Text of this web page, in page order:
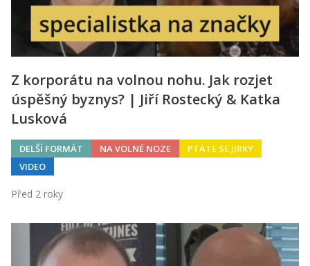
Z korporátu na volnou nohu. Jak rozjet
úspěšný byznys? | Jiří Rostecký & Katka
Lusková
DELŠÍ FORMÁT NA VOLNÉ NOZE
PTÁTE SE JIRKY
VIDEO
Před 2 roky